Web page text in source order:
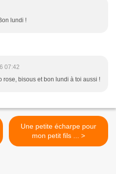
lundi !
07:42
rose, bisous et bon lundi à toi aussi !
Une petite écharpe pour
mon petit fils ... >